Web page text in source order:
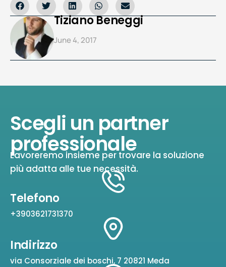
Tiziano Beneggi
June 4, 2017
Scegli un partner
professionale
Lavoreremo insieme per trovare la soluzione
più adatta alle tue necessità.
Telefono
+3903621731370
Indirizzo
via Consorziale dei boschi, 7 20821 Meda